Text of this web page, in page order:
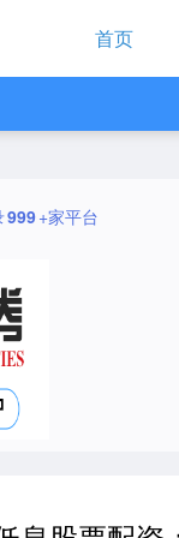
首页
999+家平台